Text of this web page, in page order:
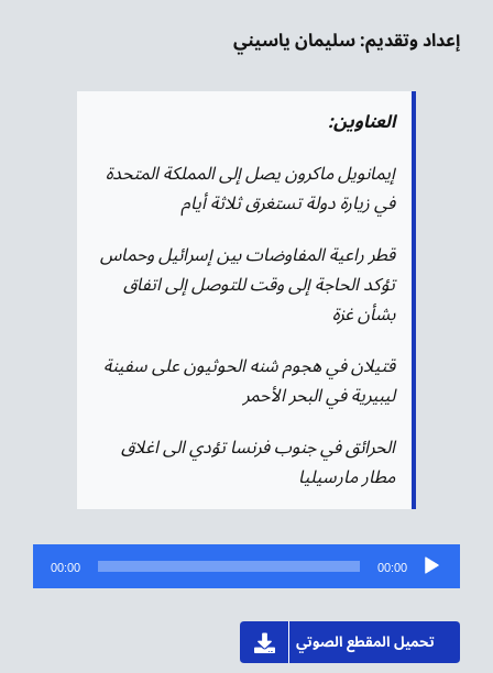
إعداد وتقديم: سليمان ياسيني
العناوين:
إيمانويل ماكرون يصل إلى المملكة المتحدة
في زيارة دولة تستغرق ثلاثة أيام
قطر راعية المفاوضات بين إسرائيل وحماس
تؤكد الحاجة إلى وقت للتوصل إلى اتفاق
بشأن غزة
قتيلان في هجوم شنه الحوثيون على سفينة
ليبيرية في البحر الأحمر
الحرائق في جنوب فرنسا تؤدي الى اغلاق
مطار مارسيليا
مشغل
الصوت
00:00
00:00
تحميل المقطع الصوتي